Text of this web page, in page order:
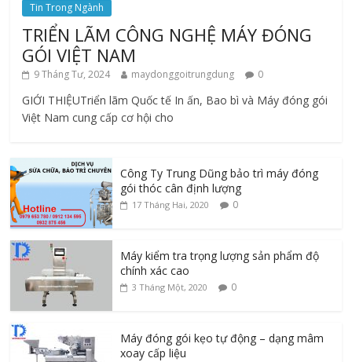
Tin Trong Ngành
TRIỂN LÃM CÔNG NGHỆ MÁY ĐÓNG
GÓI VIỆT NAM
9 Tháng Tư, 2024 maydonggoitrungdung 0
GIỚI THIỆUTriển lãm Quốc tế In ấn, Bao bì và Máy đóng gói
Việt Nam cung cấp cơ hội cho
Công Ty Trung Dũng bảo trì máy đóng
gói thóc cân định lượng
17 Tháng Hai, 2020 0
Máy kiểm tra trọng lượng sản phẩm độ
chính xác cao
3 Tháng Một, 2020 0
Máy đóng gói kẹo tự động – dạng mâm
xoay cấp liệu